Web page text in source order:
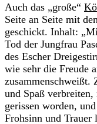
Auch das „große“
Seite an Seite mit
geschickt. Inhalt:
Tod der Jungfrau
des Escher
wie sehr die Freude
zusammenschweißt.
und Spaß
gerissen worden,
Frohsinn und Trauer